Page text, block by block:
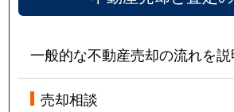
一般的な不動産売却の流れを説
売却相談